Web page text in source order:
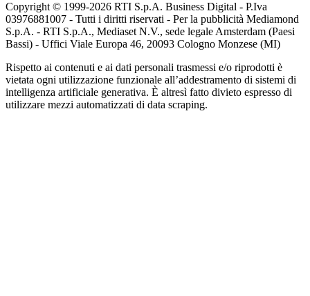
Copyright © 1999-2026 RTI S.p.A. Business Digital - P.Iva
03976881007 - Tutti i diritti riservati - Per la pubblicità Mediamond
S.p.A. - RTI S.p.A., Mediaset N.V., sede legale Amsterdam (Paesi
Bassi) - Uffici Viale Europa 46, 20093 Cologno Monzese (MI)
Rispetto ai contenuti e ai dati personali trasmessi e/o riprodotti è
vietata ogni utilizzazione funzionale all’addestramento di sistemi di
intelligenza artificiale generativa. È altresì fatto divieto espresso di
utilizzare mezzi automatizzati di data scraping.